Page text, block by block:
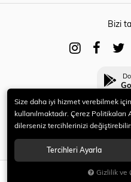
Bizi
© 2021 HERYENİ.
Size daha iyi hizmet verebilmek
kullanılmaktadır. Çerez
dilerseniz tercihlerinizi
Tercihleri Ayarla
Gizlilik ve